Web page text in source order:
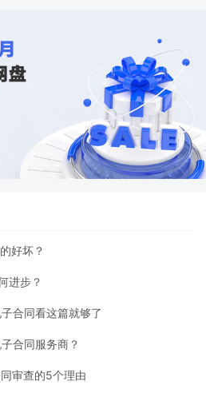
好坏？
进步？
合同看这篇就够了
合同服务商？
审查的5个理由